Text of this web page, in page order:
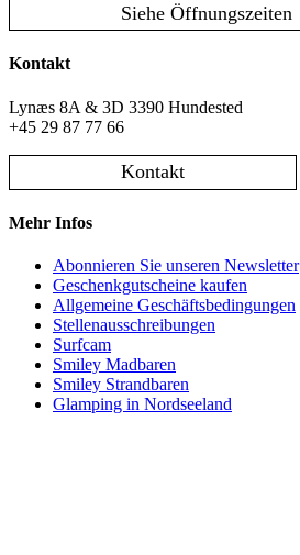
Siehe Öffnungszeiten
Kontakt
Lynæs 8A & 3D 3390 Hundested
+45 29 87 77 66
Kontakt
Mehr Infos
Abonnieren Sie unseren Newsletter
Geschenkgutscheine kaufen
Allgemeine Geschäftsbedingungen
Stellenausschreibungen
Surfcam
Smiley Madbaren
Smiley Strandbaren
Glamping in Nordseeland